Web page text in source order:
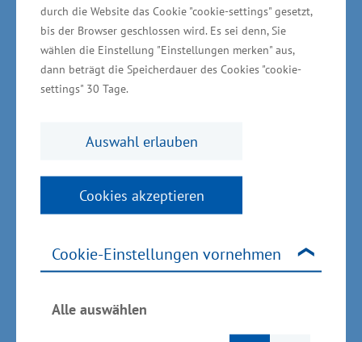
durch die Website das Cookie "cookie-settings" gesetzt,
bis der Browser geschlossen wird. Es sei denn, Sie
wählen die Einstellung "Einstellungen merken" aus,
dann beträgt die Speicherdauer des Cookies "cookie-
settings" 30 Tage.
Auswahl erlauben
Cookies akzeptieren
Cookie-Einstellungen vornehmen
Alle auswählen
Ziel des Vorhabens ist die Entwicklung
neuartiger Beleuch­tungslösungen, die durch
hohe Intensität und Geschwindigkeit die
Qualitätssicherung in der Produktion
zur Weiterentwicklung industrieller Prüf- und
insbe­sondere in energie- und
materialintensiven Produktions­prozessen eine
schafft es neue, zukunftsorientierte
Arbeitsplätze und stärkt den
Wirtschaftsstandort Mecklenburg-Vorpommern